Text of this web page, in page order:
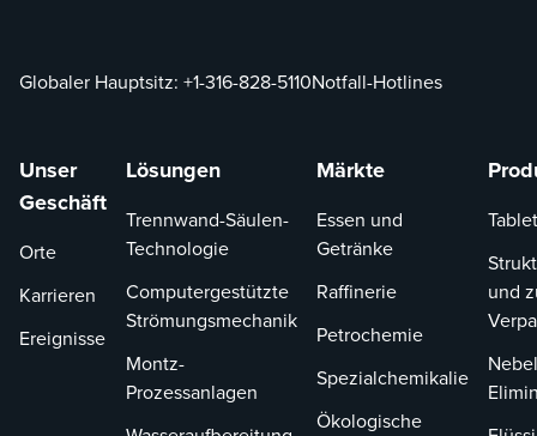
Globaler Hauptsitz: +1-316-828-5110Notfall-Hotlines
Unser
Geschäft
Orte
Karrieren
Ereignisse
Lösungen
Trennwand-Säulen-
Technologie
Computergestützte
Strömungsmechanik
Montz-
Prozessanlagen
Märkte
Essen und
Getränke
Raffinerie
Petrochemie
Spezialchemikalie
Ökologische
und